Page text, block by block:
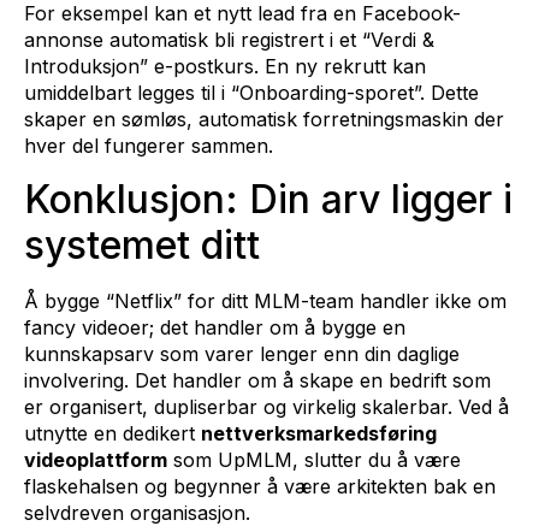
For eksempel kan et nytt lead fra en Facebook-
annonse automatisk bli registrert i et “Verdi &
Introduksjon” e-postkurs. En ny rekrutt kan
umiddelbart legges til i “Onboarding-sporet”. Dette
skaper en sømløs, automatisk forretningsmaskin der
hver del fungerer sammen.
Konklusjon: Din arv ligger i
systemet ditt
Å bygge “Netflix” for ditt MLM-team handler ikke om
fancy videoer; det handler om å bygge en
kunnskapsarv som varer lenger enn din daglige
involvering. Det handler om å skape en bedrift som
er organisert, dupliserbar og virkelig skalerbar. Ved å
utnytte en dedikert nettverksmarkedsføring
videoplattform som UpMLM, slutter du å være
flaskehalsen og begynner å være arkitekten bak en
selvdreven organisasjon.